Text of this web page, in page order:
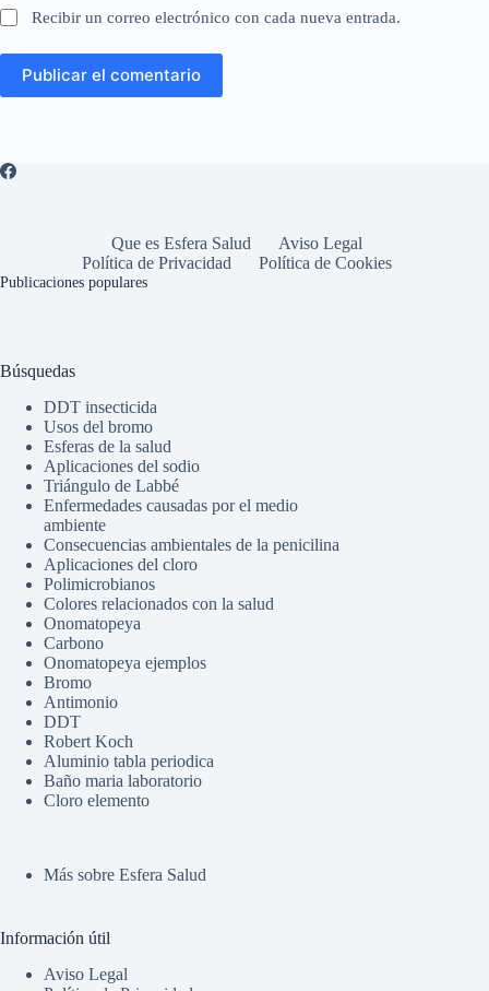
Recibir un correo electrónico con cada nueva entrada.
Publicar el comentario
Que es Esfera Salud
Aviso Legal
Política de Privacidad
Política de Cookies
Publicaciones populares
Búsquedas
DDT insecticida
Usos del bromo
Esferas de la salud
Aplicaciones del sodio
Triángulo de Labbé
Enfermedades causadas por el medio
ambiente
Consecuencias ambientales de la penicilina
Aplicaciones del cloro
Polimicrobianos
Colores relacionados con la salud
Onomatopeya
Carbono
Onomatopeya ejemplos
Bromo
Antimonio
DDT
Robert Koch
Aluminio tabla periodica
Baño maria laboratorio
Cloro elemento
Más sobre Esfera Salud
Información útil
Aviso Legal